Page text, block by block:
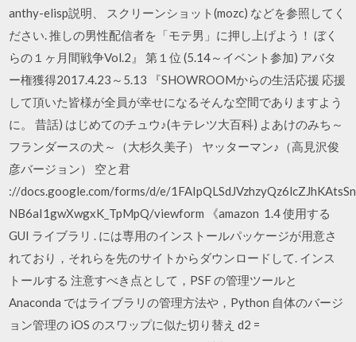
anthy-elisp説明、 スクリーンショット(mozc) などを参照してく
ださい. 推しの男性配信者を「モテ男」に押し上げよう！ ぼく
らの１ヶ月間戦争Vol.2』 第１位 (5.14～イベント参加) アバタ
ー権獲得2017.4.23～5.13 『SHOWROOMからの生活応援 応援
して頂いた皆様が全員が幸せになるそんな空間でありますよう
に。 昔話) はじめてのチュウ♪(キテレツ大百科) よあけのみち～
フランダースの犬～（大杉久美子） ヤッターマン♪（高見沢俊
彦バージョン） 空と君
://docs.google.com/forms/d/e/
NB6aI1gwXwgxK_TpMpQ/viewform 《amazon 1.4 使用する
GUI ライブラリ . には専用のインストールパッケージが用意さ
れており，それらを先のサイトからダウンロードして. インス
トールする 注意すべき点として，PSF の管理ツールと
Anaconda ではライブラリの管理方法や，Python 自体のバージ
ョン管理の iOS のスワップに似た切り替え d2 =